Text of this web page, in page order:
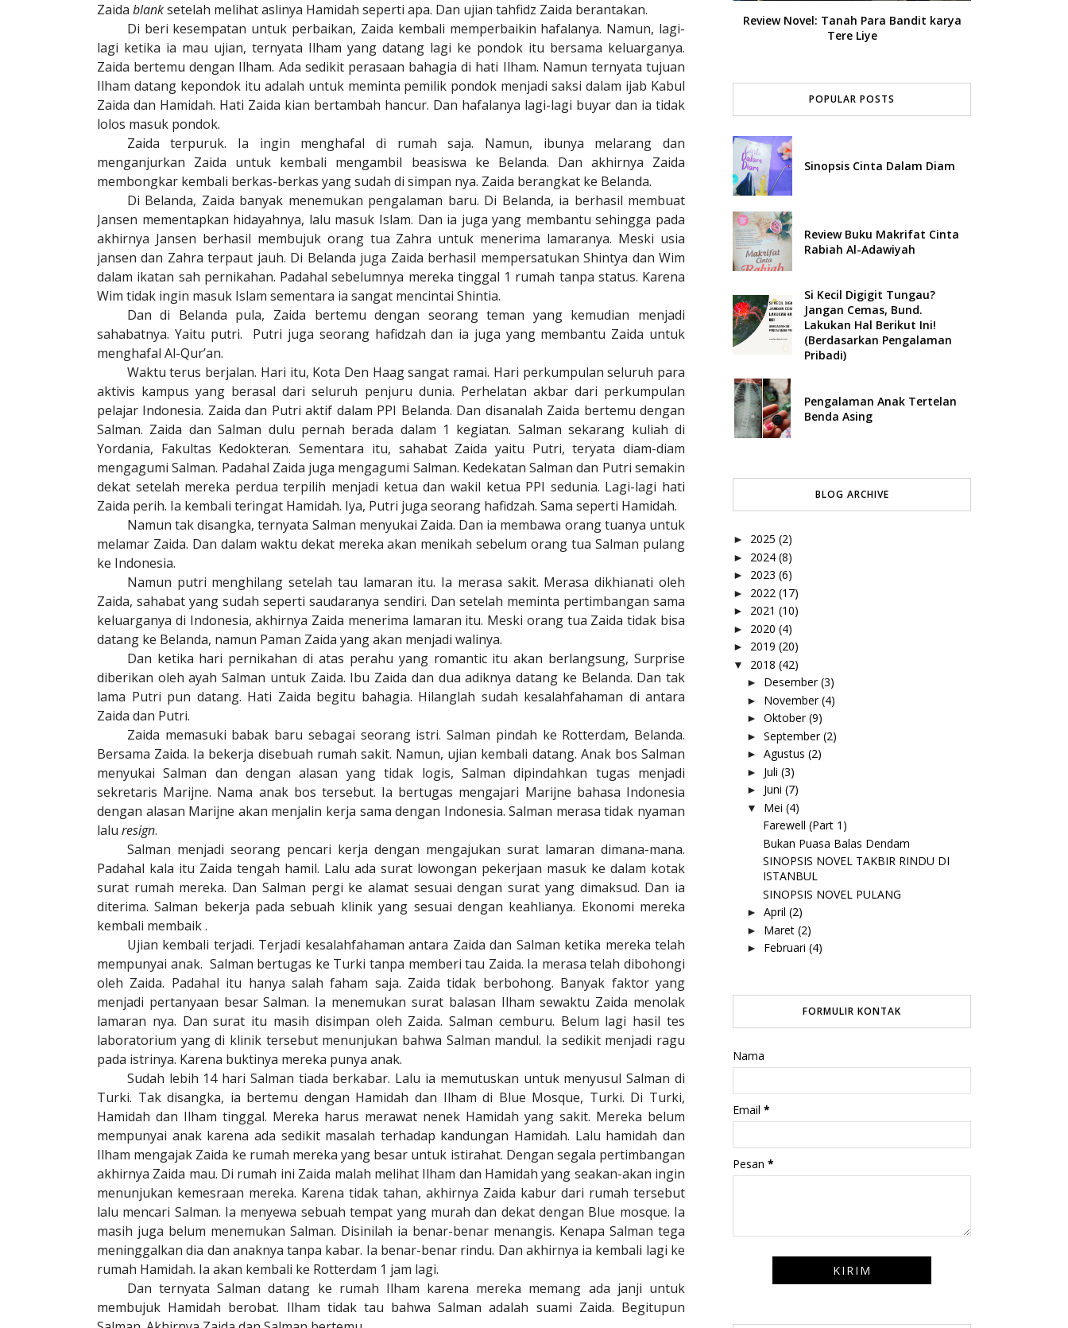
Zaida blanksetelah melihat aslinya Hamidah seperti apa. Dan ujian tahfidz Zaida berantakan.
Di beri kesempatan untuk perbaikan, Zaida kembali memperbaikin hafalanya. Namun, lagi-
lagi ketika ia mau ujian, ternyata Ilham yang datang lagi ke pondok itu bersama keluarganya.
Zaida bertemu dengan Ilham. Ada sedikit perasaan bahagia di hati Ilham. Namun ternyata tujuan
Ilham datang kepondok itu adalah untuk meminta pemilik pondok menjadi saksi dalam ijab Kabul
Zaida dan Hamidah. Hati Zaida kian bertambah hancur. Dan hafalanya lagi-lagi buyar dan ia tidak
lolos masuk pondok.
Zaida terpuruk. Ia ingin menghafal di rumah saja. Namun, ibunya melarang dan
menganjurkan Zaida untuk kembali mengambil beasiswa ke Belanda. Dan akhirnya Zaida
membongkar kembali berkas-berkas yang sudah di simpan nya. Zaida berangkat ke Belanda.
Di Belanda, Zaida banyak menemukan pengalaman baru. Di Belanda, ia berhasil membuat
Jansen mementapkan hidayahnya, lalu masuk Islam. Dan ia juga yang membantu sehingga pada
akhirnya Jansen berhasil membujuk orang tua Zahra untuk menerima lamaranya. Meski usia
jansen dan Zahra terpaut jauh. Di Belanda juga Zaida berhasil mempersatukan Shintya dan Wim
dalam ikatan sah pernikahan. Padahal sebelumnya mereka tinggal 1 rumah tanpa status. Karena
Wim tidak ingin masuk Islam sementara ia sangat mencintai Shintia.
Dan di Belanda pula, Zaida bertemu dengan seorang teman yang kemudian menjadi
sahabatnya. Yaitu putri.
Putri juga seorang hafidzah dan ia juga yang membantu Zaida untuk
menghafal Al-Qur’an.
Waktu terus berjalan. Hari itu, Kota Den Haag sangat ramai. Hari perkumpulan seluruh para
aktivis kampus yang berasal dari seluruh penjuru dunia. Perhelatan akbar dari perkumpulan
pelajar Indonesia. Zaida dan Putri aktif dalam PPI Belanda. Dan disanalah Zaida bertemu dengan
Salman. Zaida dan Salman dulu pernah berada dalam 1 kegiatan. Salman sekarang kuliah di
Yordania, Fakultas Kedokteran. Sementara itu, sahabat Zaida yaitu Putri, teryata diam-diam
mengagumi Salman. Padahal Zaida juga mengagumi Salman. Kedekatan Salman dan Putri semakin
dekat setelah mereka perdua terpilih menjadi ketua dan wakil ketua PPI sedunia. Lagi-lagi hati
Zaida perih. Ia kembali teringat Hamidah. Iya, Putri juga seorang hafidzah. Sama seperti Hamidah.
Namun tak disangka, ternyata Salman menyukai Zaida. Dan ia membawa orang tuanya untuk
melamar Zaida. Dan dalam waktu dekat mereka akan menikah sebelum orang tua Salman pulang
ke Indonesia.
Namun putri menghilang setelah tau lamaran itu. Ia merasa sakit. Merasa dikhianati oleh
Zaida, sahabat yang sudah seperti saudaranya sendiri. Dan setelah meminta pertimbangan sama
keluarganya di Indonesia, akhirnya Zaida menerima lamaran itu. Meski orang tua Zaida tidak bisa
datang ke Belanda, namun Paman Zaida yang akan menjadi walinya.
Dan ketika hari pernikahan di atas perahu yang romantic itu akan berlangsung, Surprise
diberikan oleh ayah Salman untuk Zaida. Ibu Zaida dan dua adiknya datang ke Belanda. Dan tak
lama Putri pun datang. Hati Zaida begitu bahagia. Hilanglah sudah kesalahfahaman di antara
Zaida dan Putri.
Zaida memasuki babak baru sebagai seorang istri. Salman pindah ke Rotterdam, Belanda.
Bersama Zaida. Ia bekerja disebuah rumah sakit. Namun, ujian kembali datang. Anak bos Salman
menyukai Salman dan dengan alasan yang tidak logis, Salman dipindahkan tugas menjadi
sekretaris Marijne. Nama anak bos tersebut. Ia bertugas mengajari Marijne bahasa Indonesia
dengan alasan Marijne akan menjalin kerja sama dengan Indonesia. Salman merasa tidak nyaman
lalu resign.
Salman menjadi seorang pencari kerja dengan mengajukan surat lamaran dimana-mana.
Padahal kala itu Zaida tengah hamil. Lalu ada surat lowongan pekerjaan masuk ke dalam kotak
surat rumah mereka. Dan Salman pergi ke alamat sesuai dengan surat yang dimaksud. Dan ia
diterima. Salman bekerja pada sebuah klinik yang sesuai dengan keahlianya. Ekonomi mereka
kembali membaik .
Ujian kembali terjadi. Terjadi kesalahfahaman antara Zaida dan Salman ketika mereka telah
mempunyai anak. Salman bertugas ke Turki tanpa memberi tau Zaida. Ia merasa telah dibohongi
oleh Zaida. Padahal itu hanya salah faham saja. Zaida tidak berbohong. Banyak faktor yang
menjadi pertanyaan besar Salman. Ia menemukan surat balasan Ilham sewaktu Zaida menolak
lamaran nya. Dan surat itu masih disimpan oleh Zaida. Salman cemburu. Belum lagi hasil tes
laboratorium yang di klinik tersebut menunjukan bahwa Salman mandul. Ia sedikit menjadi ragu
pada istrinya. Karena buktinya mereka punya anak.
Sudah lebih 14 hari Salman tiada berkabar. Lalu ia memutuskan untuk menyusul Salman di
Turki. Tak disangka, ia bertemu dengan Hamidah dan Ilham di Blue Mosque, Turki. Di Turki,
Hamidah dan Ilham tinggal. Mereka harus merawat nenek Hamidah yang sakit. Mereka belum
mempunyai anak karena ada sedikit masalah terhadap kandungan Hamidah. Lalu hamidah dan
Ilham mengajak Zaida ke rumah mereka yang besar untuk istirahat. Dengan segala pertimbangan
akhirnya Zaida mau. Di rumah ini Zaida malah melihat Ilham dan Hamidah yang seakan-akan ingin
menunjukan kemesraan mereka. Karena tidak tahan, akhirnya Zaida kabur dari rumah tersebut
lalu mencari Salman. Ia menyewa sebuah tempat yang murah dan dekat dengan Blue mosque. Ia
masih juga belum menemukan Salman. Disinilah ia benar-benar menangis. Kenapa Salman tega
meninggalkan dia dan anaknya tanpa kabar. Ia benar-benar rindu. Dan akhirnya ia kembali lagi ke
rumah Hamidah. Ia akan kembali ke Rotterdam 1 jam lagi.
Dan ternyata Salman datang ke rumah Ilham karena mereka memang ada janji untuk
membujuk Hamidah berobat. Ilham tidak tau bahwa Salman adalah suami Zaida. Begitupun
Review Novel: Tanah Para Bandit karya
Tere Liye
POPULAR POSTS
Sinopsis Cinta Dalam Diam
Review Buku Makrifat Cinta
Rabiah Al-Adawiyah
Si Kecil Digigit Tungau?
Jangan Cemas, Bund.
Lakukan Hal Berikut Ini!
(Berdasarkan Pengalaman
Pribadi)
Pengalaman Anak Tertelan
Benda Asing
BLOG ARCHIVE
► 2025 (2)
► 2024 (8)
► 2023 (6)
► 2022 (17)
► 2021 (10)
► 2020 (4)
► 2019 (20)
▼ 2018 (42)
► Desember (3)
► November (4)
► Oktober (9)
► September (2)
► Agustus (2)
► Juli (3)
► Juni (7)
▼ Mei (4)
Farewell (Part 1)
Bukan Puasa Balas Dendam
SINOPSIS NOVEL TAKBIR RINDU DI
ISTANBUL
SINOPSIS NOVEL PULANG
► April (2)
► Maret (2)
► Februari (4)
FORMULIR KONTAK
Nama
Email *
Pesan *